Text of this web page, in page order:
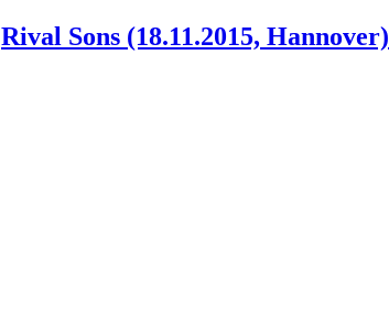
Rival Sons (18.11.2015, Hannover)